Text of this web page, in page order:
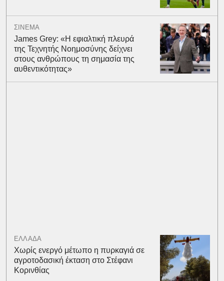
ΣΙΝΕΜΑ
James Grey: «Η εφιαλτική πλευρά
της Τεχνητής Νοημοσύνης δείχνει
στους ανθρώπους τη σημασία της
αυθεντικότητας»
ΕΛΛΑΔΑ
Χωρίς ενεργό μέτωπο η πυρκαγιά σε
αγροτοδασική έκταση στο Στέφανι
Κορινθίας